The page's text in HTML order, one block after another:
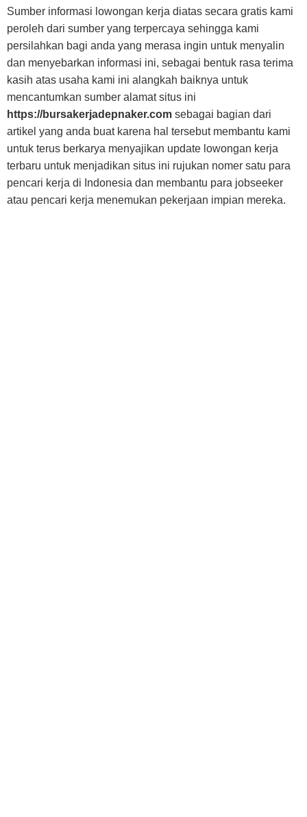
Sumber informasi lowongan kerja diatas secara gratis kami
peroleh dari sumber yang terpercaya sehingga kami
persilahkan bagi anda yang merasa ingin untuk menyalin
dan menyebarkan informasi ini, sebagai bentuk rasa terima
kasih atas usaha kami ini alangkah baiknya untuk
mencantumkan sumber alamat situs ini
https://bursakerjadepnaker.com sebagai bagian dari
artikel yang anda buat karena hal tersebut membantu kami
untuk terus berkarya menyajikan update lowongan kerja
terbaru untuk menjadikan situs ini rujukan nomer satu para
pencari kerja di Indonesia dan membantu para jobseeker
atau pencari kerja menemukan pekerjaan impian mereka.